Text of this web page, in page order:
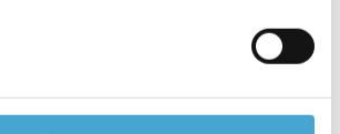
und -verkäufe (M&A),
Bildung und